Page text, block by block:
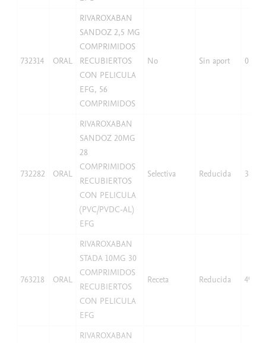
732314 ORAL
RIVAROXABAN
SANDOZ 2,5 MG
COMPRIMIDOS
RECUBIERTOS
CON PELICULA
EFG, 56
COMPRIMIDOS
No Sin aport 0
732282 ORAL
RIVAROXABAN
SANDOZ 20MG
28
COMPRIMIDOS
RECUBIERTOS
CON PELICULA
(PVC/PVDC-AL)
EFG
Selectiva Reducida 38,25
763218 ORAL
RIVAROXABAN
STADA 10MG 30
COMPRIMIDOS
RECUBIERTOS
CON PELICULA
EFG
Receta Reducida 49,97
RIVAROXABAN